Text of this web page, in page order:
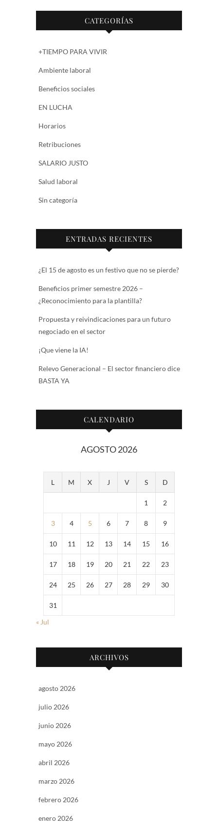
CATEGORÍAS
+TIEMPO PARA VIVIR
Ambiente laboral
Beneficios sociales
EN LUCHA
Horarios
Retribuciones
SALARIO JUSTO
Salud laboral
Sin categoría
ENTRADAS RECIENTES
¿El 15 de agosto es un festivo que no se pierde?
Beneficios primer semestre 2026 –
¿Reconocimiento para la plantilla?
Propuesta y reivindicaciones para un futuro
negociado en el sector
¡Que viene la IA!
Relevo Generacional – El sector financiero dice
BASTA YA
CALENDARIO
AGOSTO 2026
L M X J V S D
1 2
3 4 5 6 7 8 9
10 11 12 13 14 15 16
17 18 19 20 21 22 23
24 25 26 27 28 29 30
31
« Jul
ARCHIVOS
agosto 2026
julio 2026
junio 2026
mayo 2026
abril 2026
marzo 2026
febrero 2026
enero 2026